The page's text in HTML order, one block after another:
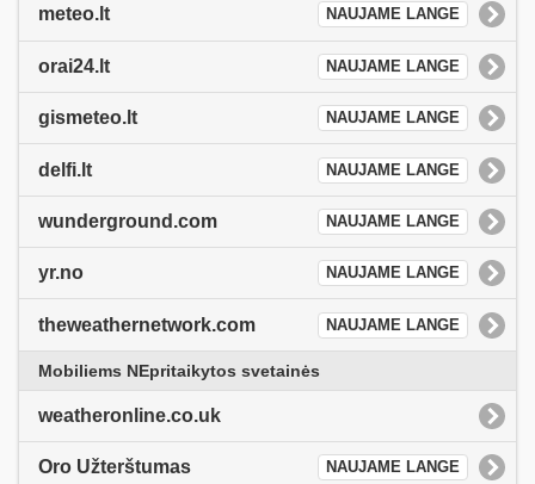
meteo.lt NAUJAME LANGE
orai24.lt NAUJAME LANGE
gismeteo.lt NAUJAME LANGE
delfi.lt NAUJAME LANGE
wunderground.com NAUJAME LANGE
yr.no NAUJAME LANGE
theweathernetwork.com NAUJAME LANGE
Mobiliems NEpritaikytos svetainės
weatheronline.co.uk
Oro Užterštumas NAUJAME LANGE